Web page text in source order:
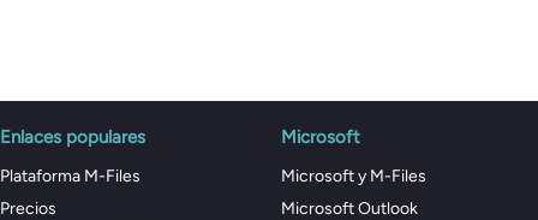
Enlaces populares
Plataforma M-Files
Precios
Microsoft
Microsoft y M-Files
Microsoft Outlook